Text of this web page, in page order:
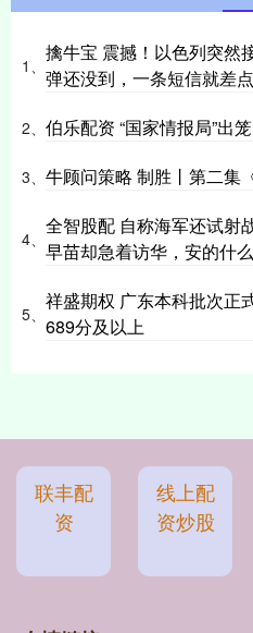
1、
擒牛宝 震撼！以色列突然
弹还没到，一条短信就差
2、 伯乐配资 “国家情报局”出
3、 牛顾问策略 制胜丨第二集《
4、
全智股配 自称海军还试射
早苗却急着访华，安的什
5、
祥盛期权 广东本科批次正
689分及以上
联丰配
资
线上配
资炒股